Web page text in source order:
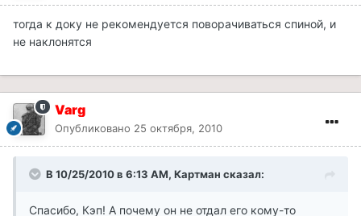
тогда к доку не рекомендуется поворачиваться спиной, и
не наклонятся
Varg
Опубликовано 25 октября, 2010
В 10/25/2010 в 6:13 AM, Картман сказал:
Спасибо, Кэп! А почему он не отдал его кому-то